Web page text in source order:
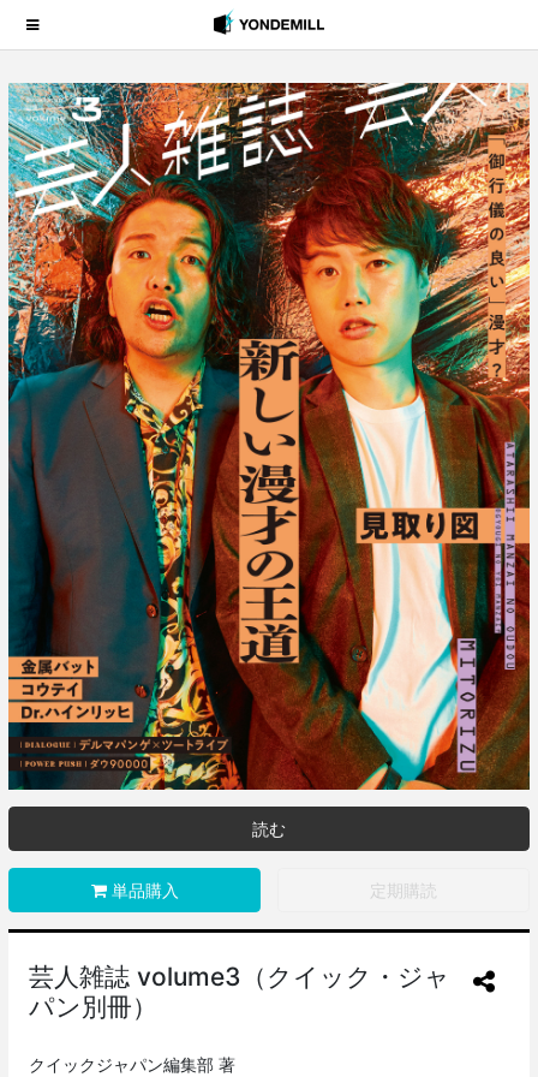
読む
単品購入 定期購読
芸人雑誌 volume3（クイック・ジャ
パン別冊）
クイックジャパン編集部 著